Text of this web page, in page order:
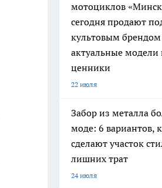
мотоциклов
сегодня продают
культовым
актуальные модели
ценники
22 июля
Забор из металла
моде: 6 вариантов,
сделают участок
лишних трат
24 июля